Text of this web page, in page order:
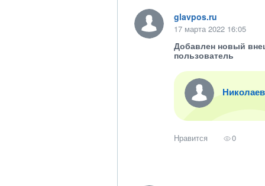
glavpos.ru
17 марта 2022 16:05
Добавлен новый
пользователь
Нравится 0